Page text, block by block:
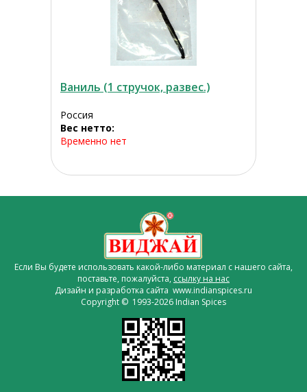
Ваниль (1 стручок, развес.)
Россия
Вес нетто:
Временно нет
Если Вы будете использовать какой-либо материал с нашего сайта,
поставьте, пожалуйста, ссылку на нас
Дизайн и разработка сайта www.indianspices.ru
Copyright © 1993-2026 Indian Spices